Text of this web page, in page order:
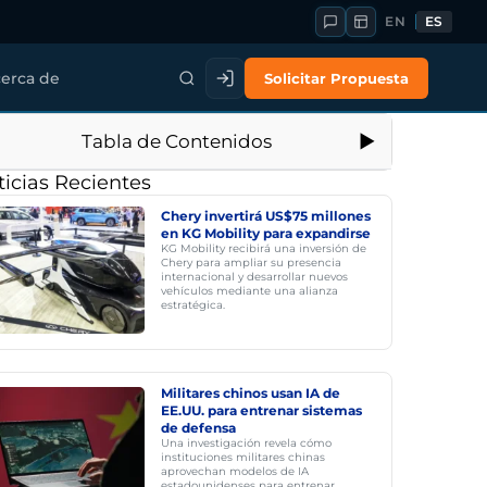
EN ES
de Solicitar Propuesta
Tabla de Contenidos
Recientes
Chery invertirá US$75 millones
en KG Mobility para expandirse
KG Mobility recibirá una inversión de
Chery para ampliar su presencia
internacional y desarrollar nuevos
vehículos mediante una alianza
estratégica.
Militares chinos usan IA de
EE.UU. para entrenar sistemas
de defensa
Una investigación revela cómo
instituciones militares chinas
aprovechan modelos de IA